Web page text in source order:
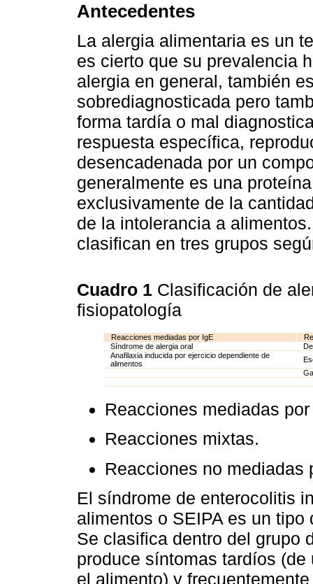
Antecedentes
La alergia alimentaria es un
es cierto que su prevalencia
alergia en general, también
sobrediagnosticada pero
forma tardía o mal
respuesta específica,
desencadenada por un
generalmente es una
exclusivamente de la
de la intolerancia a
clasifican en tres grupos
Cuadro 1 Clasificación de
fisiopatología
Reacciones mediadas por IgE
Síndrome de alergia oral
Anafilaxia inducida por ejercicio dependiente de
alimentos
Reacciones mediadas
Reacciones mixtas.
Reacciones no mediadas
El síndrome de enterocolitis
alimentos o SEIPA es un
Se clasifica dentro del grupo
produce síntomas tardíos
el alimento) y